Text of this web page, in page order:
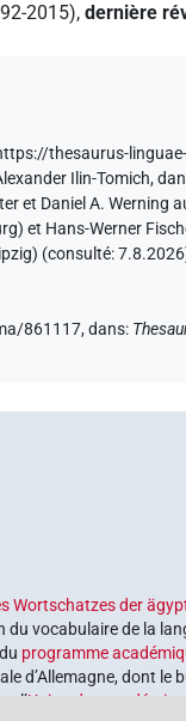
2015),dernière
thesaurus-
Ilin-Tomich,
et Daniel A.
et Hans-Werner
(consulté:7.8.2026
861117,dans:
der
vocabulaire de la
programme
d’Allemagne, dont le
l’Union des